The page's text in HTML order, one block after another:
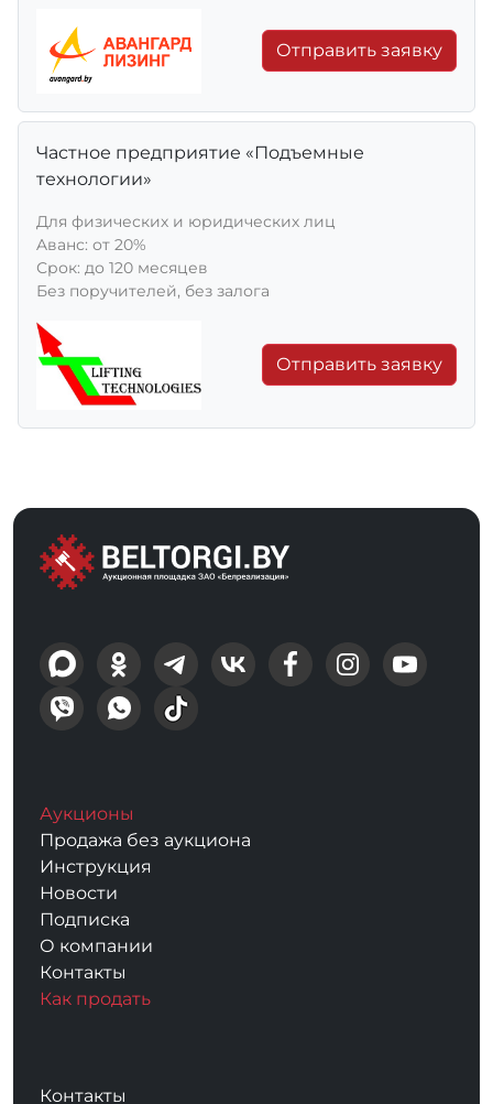
Отправить заявку
Частное предприятие «Подъемные
технологии»
Для физических и юридических лиц
Aванс: от 20%
Срок: до 120 месяцев
Без поручителей, без залога
Отправить заявку
Аукционы
Продажа без аукциона
Инструкция
Новости
Подписка
О компании
Контакты
Как продать
Контакты